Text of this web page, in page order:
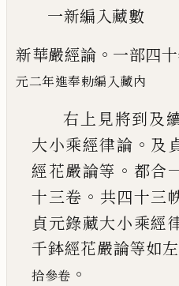
一新編入藏數
新華嚴經論 。 一部四
元二年進奉勅編入藏內
右上見將到及
大小乘經律論 。 及
經花嚴論等 。 都合
十三卷 。 共四十三
貞元錄藏大小乘經
千鉢經花嚴論等如左
拾參卷 。